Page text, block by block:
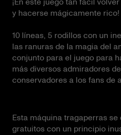
y hacerse mágicamente rico!
10 líneas, 5 rodillos con un
las ranuras de la magia del
conjunto para el juego para
más diversos admiradores
conservadores a los fans de
Esta máquina tragaperras
gratuitos con un principio